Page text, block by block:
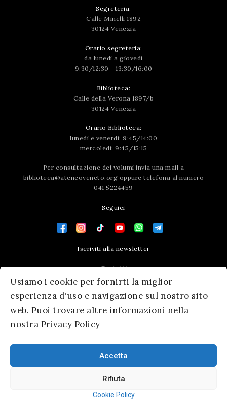
Usiamo i cookie per fornirti la miglior
esperienza d'uso e navigazione sul nostro sito
web. Puoi trovare altre informazioni nella
nostra Privacy Policy
Accetta
Rifiuta
Cookie Policy
Segreteria:
Calle Minelli 1892
30124 Venezia
Orario segreteria:
da lunedì a giovedì
9:30/12:30 - 13:30/16:00
Biblioteca:
Calle della Verona 1897/b
30124 Venezia
Orario Biblioteca:
lunedì e venerdì: 9:45/14:00
mercoledì: 9:45/15:15
Per consultazione dei volumi invia una mail a
biblioteca@ateneoveneto.org oppure telefona al numero
041 5224459
Seguici
Iscriviti alla newsletter
Contatti